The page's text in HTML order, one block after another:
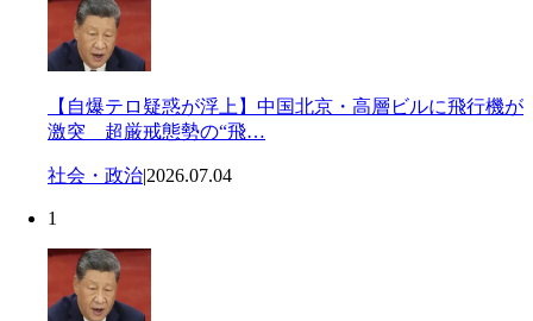
【自爆テロ疑惑が浮上】中国北京・高層ビルに飛行機が
激突 超厳戒態勢の“飛…
社会・政治|2026.07.04
1